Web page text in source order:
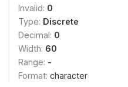
Invalid: 0
Type: Discrete
Decimal: 0
Width: 60
Range: -
Format: character